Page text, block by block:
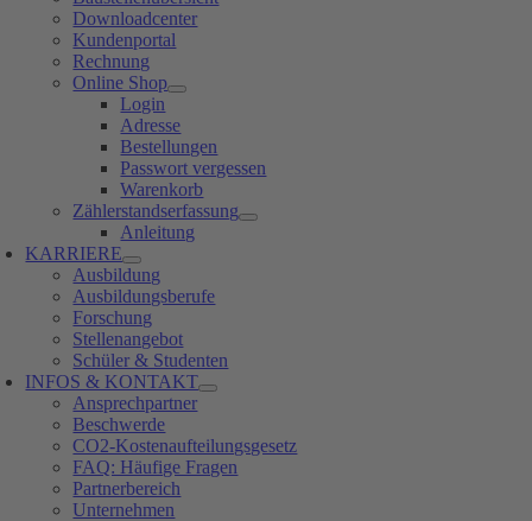
Downloadcenter
Kundenportal
Rechnung
Online Shop
Login
Adresse
Bestellungen
Passwort vergessen
Warenkorb
Zählerstandserfassung
Anleitung
KARRIERE
Ausbildung
Ausbildungsberufe
Forschung
Stellenangebot
Schüler & Studenten
INFOS & KONTAKT
Ansprechpartner
Beschwerde
CO2-Kostenaufteilungsgesetz
FAQ: Häufige Fragen
Partnerbereich
Unternehmen